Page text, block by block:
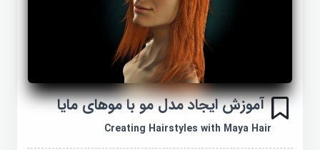
آموزش ایجاد مدل مو با موهای مایا
Creating Hairstyles with Maya Hair